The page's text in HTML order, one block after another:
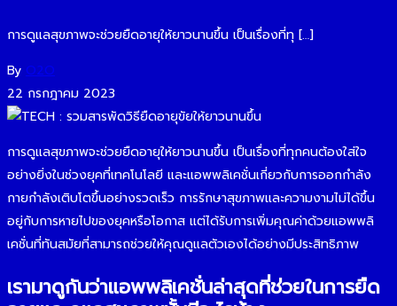
การดูแลสุขภาพจะช่วยยืดอายุให้ยาวนานขึ้น เป็นเรื่องที่ทุ […]
By O2O
22 กรกฎาคม 2023
การดูแลสุขภาพจะช่วยยืดอายุให้ยาวนานขึ้น เป็นเรื่องที่ทุกคนต้องใส่ใจ
อย่างยิ่งในช่วงยุคที่เทคโนโลยี และแอพพลิเคชั่นเกี่ยวกับการออกกำลัง
กายกำลังเติบโตขึ้นอย่างรวดเร็ว การรักษาสุขภาพและความงามไม่ได้ขึ้น
อยู่กับการหายไปของยุคหรือโอกาส แต่ได้รับการเพิ่มคุณค่าด้วยแอพพลิ
เคชั่นที่ทันสมัยที่สามารถช่วยให้คุณดูแลตัวเองได้อย่างมีประสิทธิภาพ
เรามาดูกันว่าแอพพลิเคชั่นล่าสุดที่ช่วยในการยืด